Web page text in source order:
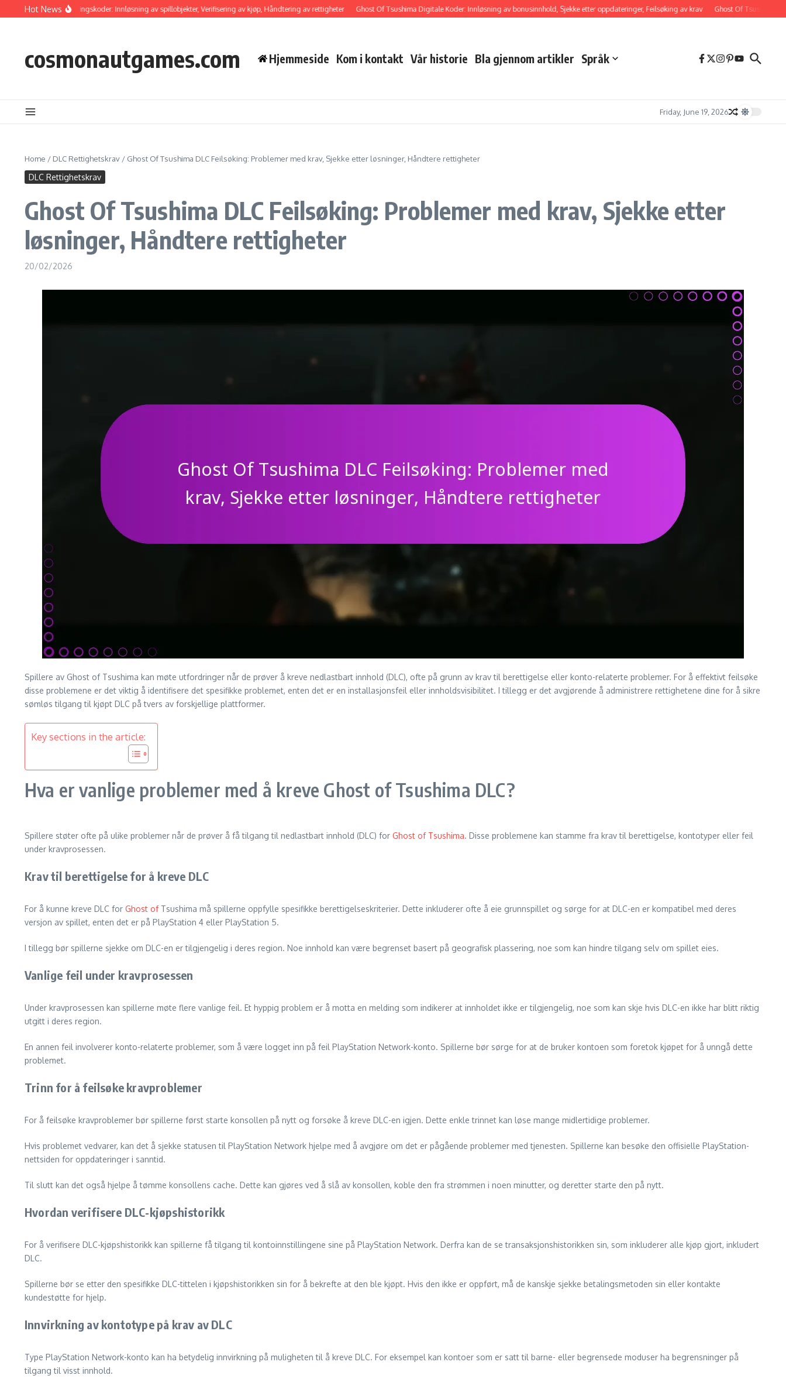
Skip to content
Hot News
Tsushima Innløsingskoder: Innløsning av spillobjekter, Verifisering av kjøp, Håndtering av rettigheter Ghost Of Tsushima Digitale Koder: Innløsning av bonusinnhold, Sjekke etter oppdateringer, Feilsøking av krav Ghost Of Tsushima DLC-
cosmonautgames.com Hjemmeside Kom i kontakt Vår historie Bla gjennom artikler Språk
Friday, June 19, 2026
Home / DLC Rettighetskrav / Ghost Of Tsushima DLC Feilsøking: Problemer med krav, Sjekke etter løsninger, Håndtere rettigheter
DLC Rettighetskrav
Ghost Of Tsushima DLC Feilsøking: Problemer med krav, Sjekke etter
løsninger, Håndtere rettigheter
20/02/2026
Spillere av Ghost of Tsushima kan møte utfordringer når de prøver å kreve nedlastbart innhold (DLC), ofte på grunn av krav til berettigelse eller konto-relaterte problemer. For å effektivt feilsøke
disse problemene er det viktig å identifisere det spesifikke problemet, enten det er en installasjonsfeil eller innholdsvisibilitet. I tillegg er det avgjørende å administrere rettighetene dine for å sikre
sømløs tilgang til kjøpt DLC på tvers av forskjellige plattformer.
Key sections in the article:
Hva er vanlige problemer med å kreve Ghost of Tsushima DLC?
Spillere støter ofte på ulike problemer når de prøver å få tilgang til nedlastbart innhold (DLC) for Ghost of Tsushima. Disse problemene kan stamme fra krav til berettigelse, kontotyper eller feil
under kravprosessen.
Krav til berettigelse for å kreve DLC
For å kunne kreve DLC for Ghost ofTsushima må spillerne oppfylle spesifikke berettigelseskriterier. Dette inkluderer ofte å eie grunnspillet og sørge for at DLC-en er kompatibel med deres
versjon av spillet, enten det er på PlayStation 4 eller PlayStation 5.
I tillegg bør spillerne sjekke om DLC-en er tilgjengelig i deres region. Noe innhold kan være begrenset basert på geografisk plassering, noe som kan hindre tilgang selv om spillet eies.
Vanlige feil under kravprosessen
Under kravprosessen kan spillerne møte flere vanlige feil. Et hyppig problem er å motta en melding som indikerer at innholdet ikke er tilgjengelig, noe som kan skje hvis DLC-en ikke har blitt riktig
utgitt i deres region.
En annen feil involverer konto-relaterte problemer, som å være logget inn på feil PlayStation Network-konto. Spillerne bør sørge for at de bruker kontoen som foretok kjøpet for å unngå dette
problemet.
Trinn for å feilsøke kravproblemer
For å feilsøke kravproblemer bør spillerne først starte konsollen på nytt og forsøke å kreve DLC-en igjen. Dette enkle trinnet kan løse mange midlertidige problemer.
Hvis problemet vedvarer, kan det å sjekke statusen til PlayStation Network hjelpe med å avgjøre om det er pågående problemer med tjenesten. Spillerne kan besøke den offisielle PlayStation-
nettsiden for oppdateringer i sanntid.
Til slutt kan det også hjelpe å tømme konsollens cache. Dette kan gjøres ved å slå av konsollen, koble den fra strømmen i noen minutter, og deretter starte den på nytt.
Hvordan verifisere DLC-kjøpshistorikk
For å verifisere DLC-kjøpshistorikk kan spillerne få tilgang til kontoinnstillingene sine på PlayStation Network. Derfra kan de se transaksjonshistorikken sin, som inkluderer alle kjøp gjort, inkludert
DLC.
Spillerne bør se etter den spesifikke DLC-tittelen i kjøpshistorikken sin for å bekrefte at den ble kjøpt. Hvis den ikke er oppført, må de kanskje sjekke betalingsmetoden sin eller kontakte
kundestøtte for hjelp.
Innvirkning av kontotype på krav av DLC
Type PlayStation Network-konto kan ha betydelig innvirkning på muligheten til å kreve DLC. For eksempel kan kontoer som er satt til barne- eller begrensede moduser ha begrensninger på
tilgang til visst innhold.